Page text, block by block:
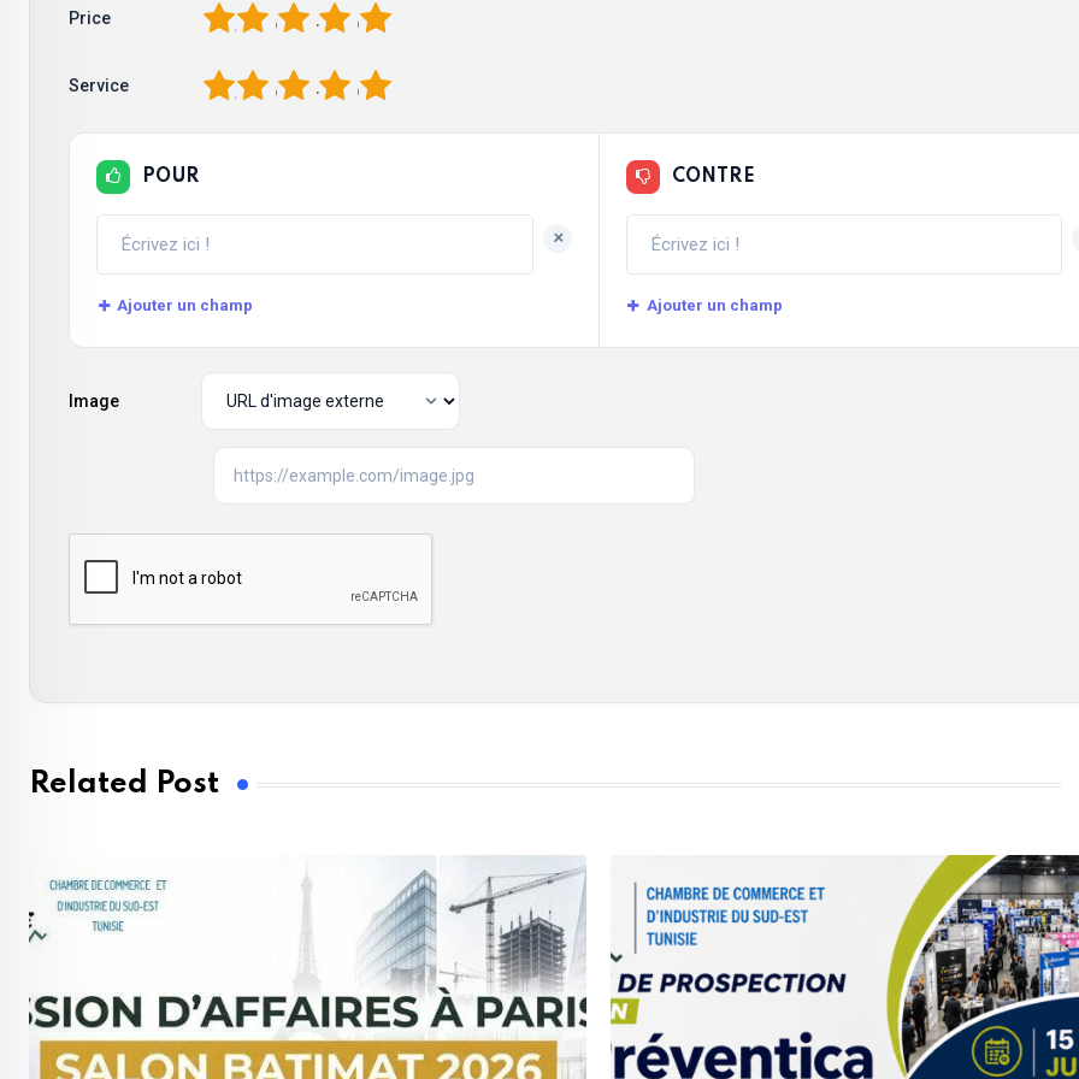
Price 5
4
3
2
Service 5
4
3
2
POUR
+
Ajouter un champ
CONTRE
Ajouter un champ
Image
Related Post